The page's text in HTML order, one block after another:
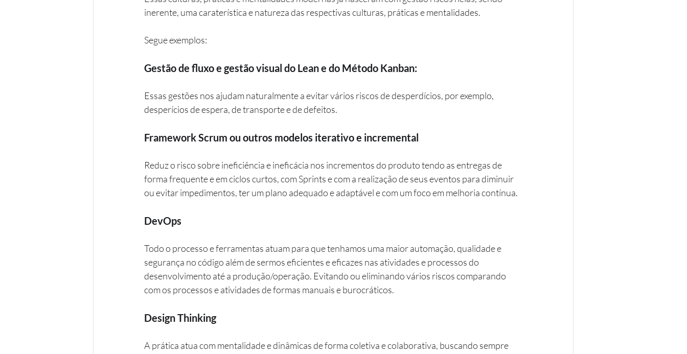
inerente, uma caraterística e natureza das respectivas culturas, práticas e mentalidades.
Segue exemplos:
Gestão de fluxo e gestão visual do Lean e do Método Kanban:
Essas gestões nos ajudam naturalmente a evitar vários riscos de desperdícios, por exemplo,
desperícios de espera, de transporte e de defeitos.
Framework Scrum ou outros modelos iterativo e incremental
Reduz o risco sobre ineficiência e ineficácia nos incrementos do produto tendo as entregas de
forma frequente e em ciclos curtos, com Sprints e com a realização de seus eventos para diminuir
ou evitar impedimentos, ter um plano adequado e adaptável e com um foco em melhoria contínua.
DevOps
Todo o processo e ferramentas atuam para que tenhamos uma maior automação, qualidade e
segurança no código além de sermos eficientes e eficazes nas atividades e processos do
desenvolvimento até a produção/operação. Evitando ou eliminando vários riscos comparando
com os processos e atividades de formas manuais e burocráticos.
Design Thinking
A prática atua com mentalidade e dinâmicas de forma coletiva e colaborativa, buscando sempre